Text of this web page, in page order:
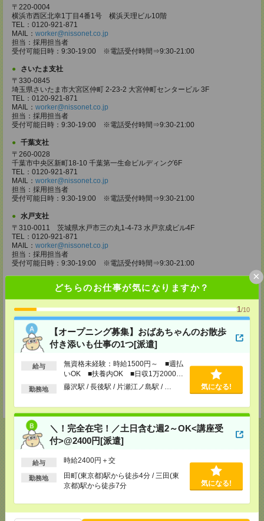
どちらのお仕事が気になりますか？
1/10
【オープニング募集】おばあちゃんのお散歩
付き添いも仕事の1つ[派遣]
給与
無資格未経験：時給1500円～ ■週払
いOK ■扶養内OK ■日収1万2000円
以上
勤務地 藤沢駅 / 長後駅 / 片瀬江ノ島駅 / … 気になる!
＼！完全在宅！／土日含む週2～OK<講座受
付>@2400円[派遣]
給与 時給2400円＋交
勤務地
田町(東京都)駅から徒歩4分 / 三田(東
京都)駅から徒歩7分
気になる!
×
〒220-0004
横浜市西区北幸1丁目4番1号 横浜天理ビル10階
TEL：0120-921-871
MAIL： worker@nissonet.co.jp
担当：採用担当者
受付可能日時：9:30-19:00 ※電話受付時間⇒9:30-21:00
さいたま支社
〒330-0845
埼玉県さいたま市大宮区仲町 2-23-2 大宮仲町センタービル 3F
TEL：0120-921-871
MAIL： worker@nissonet.co.jp
担当：採用担当者
受付可能日時：9:30-19:00 ※電話受付時間⇒9:30-21:00
千葉支社
〒260-0028
千葉市中央区新町18-10 千葉第一生命ビルディング6F
TEL：0120-921-871
MAIL： worker@nissonet.co.jp
担当：採用担当者
受付可能日時：9:30-19:00 ※電話受付時間⇒9:30-21:00
水戸支社
〒310-0011 茨城県水戸市三の丸1-4-73 水戸京成ビル4F
TEL：0120-921-871
MAIL： worker@nissonet.co.jp
担当：採用担当者
受付可能日時：9:30-19:00 ※電話受付時間⇒9:30-21:00
〒320-0811 栃木県宇都宮市大通り1-2-11 フコク生命ビル4F
TEL：0120-921-871
MAIL：worker@nissonet.co.jp
担当：採用担当者
受付可能日時：9:30-19:00 ※電話受付時間⇒9:30-21:00
高崎支社
支社内）
TEL：0120-921-871
MAIL： worker@nissonet.co.jp
担当：採用担当者
応募ページへ
気になる！